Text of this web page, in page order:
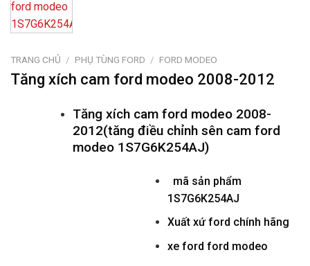
TRANG CHỦ / PHỤ TÙNG FORD / FORD MODEO
Tăng xích cam ford modeo 2008-2012
Tăng xích cam ford modeo 2008-
2012(tăng điều chỉnh sên cam ford
modeo 1S7G6K254AJ)
mã sản phẩm
1S7G6K254AJ
Xuất xứ ford chính hãng
xe ford ford modeo